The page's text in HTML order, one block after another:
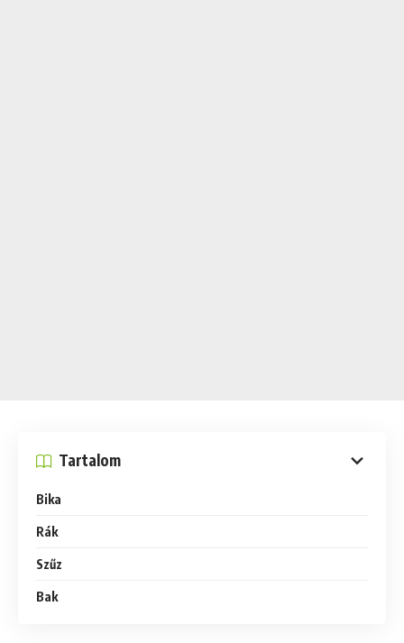
Tartalom
Bika
Rák
Szűz
Bak